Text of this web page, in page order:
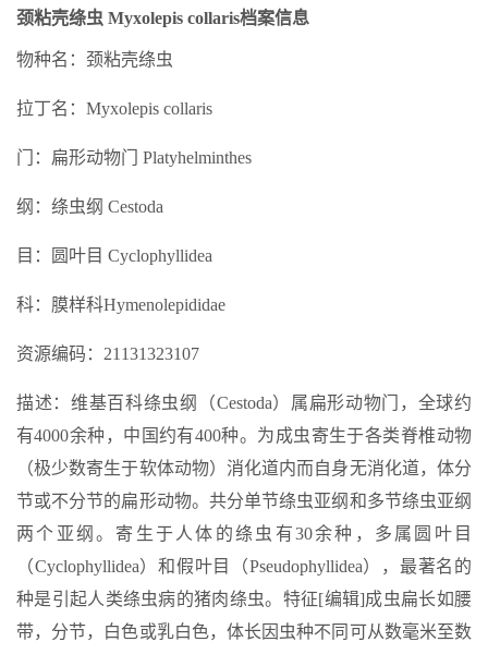
颈粘壳绦虫 Myxolepis collaris档案信息
物种名：颈粘壳绦虫
拉丁名：Myxolepis collaris
门：扁形动物门 Platyhelminthes
纲：绦虫纲 Cestoda
目：圆叶目 Cyclophyllidea
科：膜样科Hymenolepididae
资源编码：21131323107
描述：维基百科绦虫纲（Cestoda）属扁形动物门，全球约
有4000余种，中国约有400种。为成虫寄生于各类脊椎动物
（极少数寄生于软体动物）消化道内而自身无消化道，体分
节或不分节的扁形动物。共分单节绦虫亚纲和多节绦虫亚纲
两个亚纲。寄生于人体的绦虫有30余种，多属圆叶目
（Cyclophyllidea）和假叶目（Pseudophyllidea），最著名的
种是引起人类绦虫病的猪肉绦虫。特征[编辑]成虫扁长如腰
带，分节，白色或乳白色，体长因虫种不同可从数毫米至数